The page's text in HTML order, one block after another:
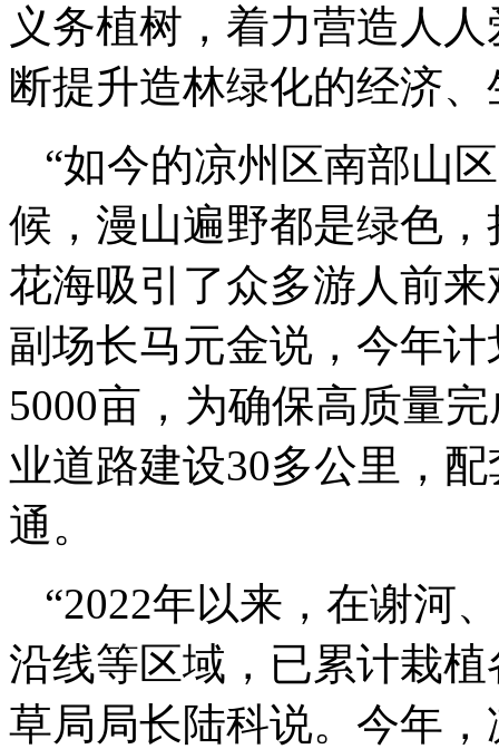
义务植树，着力营造人
断提升造林绿化的经济
“如今的凉州区南部山
候，漫山遍野都是绿色
花海吸引了众多游人前
副场长马元金说，今年
5000亩，为确保高质量
业道路建设30多公里，
通。
“2022年以来，在谢河
沿线等区域，已累计栽
草局局长陆科说。今年